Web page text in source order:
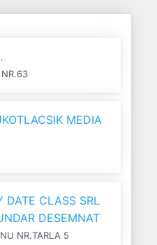
NR.63
MEDIA
DATE CLASS SRL
DESEMNAT
NR.TARLA 5